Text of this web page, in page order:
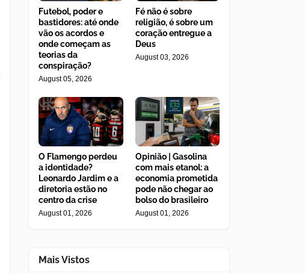
Futebol, poder e
bastidores: até onde
vão os acordos e
onde começam as
teorias da
conspiração?
August 05, 2026
Fé não é sobre
religião, é sobre um
coração entregue a
Deus
August 03, 2026
O Flamengo perdeu
a identidade?
Leonardo Jardim e a
diretoria estão no
centro da crise
August 01, 2026
Opinião | Gasolina
com mais etanol: a
economia prometida
pode não chegar ao
bolso do brasileiro
August 01, 2026
Mais Vistos